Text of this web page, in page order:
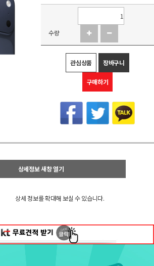
수량
관심상품 장바구니
구매하기
상세정보 새창 열기
상세 정보를 확대해 보실 수 있습니다.